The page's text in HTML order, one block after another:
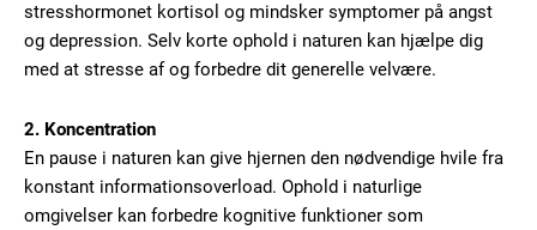
stresshormonet kortisol og mindsker symptomer på angst
og depression. Selv korte ophold i naturen kan hjælpe dig
med at stresse af og forbedre dit generelle velvære.
2. Koncentration
En pause i naturen kan give hjernen den nødvendige hvile fra
konstant informationsoverload. Ophold i naturlige
omgivelser kan forbedre kognitive funktioner som